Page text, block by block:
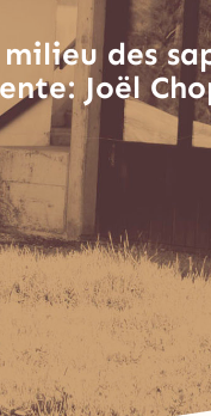
des
Joël